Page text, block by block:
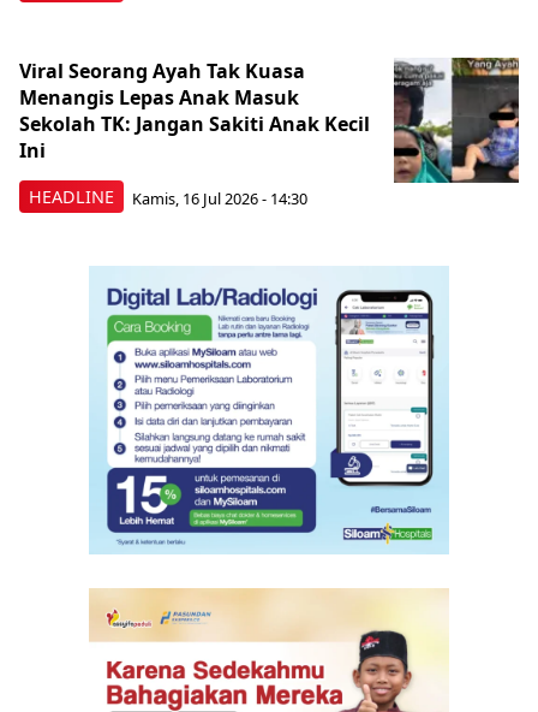
HEADLINE
Viral Seorang Ayah Tak Kuasa
Menangis Lepas Anak Masuk
Sekolah TK: Jangan Sakiti Anak Kecil
Ini
Kamis, 16 Jul 2026 - 14:30